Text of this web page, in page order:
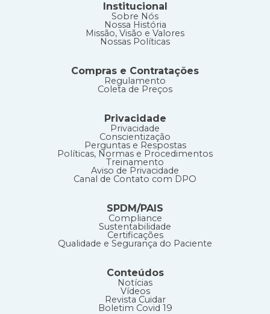
Institucional
Sobre Nós
Nossa História
Missão, Visão e Valores
Nossas Políticas
Compras e Contratações
Regulamento
Coleta de Preços
Privacidade
Privacidade
Conscientização
Perguntas e Respostas
Políticas, Normas e Procedimentos
Treinamento
Aviso de Privacidade
Canal de Contato com DPO
SPDM/PAIS
Compliance
Sustentabilidade
Certificações
Qualidade e Segurança do Paciente
Conteúdos
Notícias
Vídeos
Revista Cuidar
Boletim Covid 19